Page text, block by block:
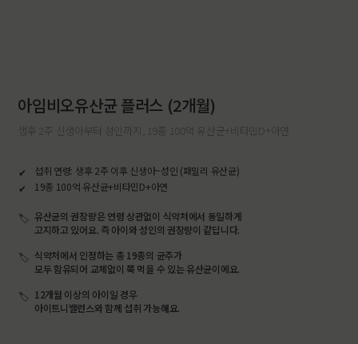
아임비오유산균 플러스 (2개월)
생후 2주 신생아부터 성인까지, 19종 100억 유산균+비타민D+아연
섭취 연령: 생후 2주 이후 신생아~성인 (패밀리 유산균)
19종 100억 유산균+비타민D+아연
유산균의 권장량은 연령 상관없이 식약처에서 동일하게
고지하고 있어요. 즉 아이와 성인의 권장량이 같답니다.
식약처에서 인정하는 총 19종의 균주가
모두 함유되어 교체없이 쭉 먹을 수 있는 유산균이에요.
12개월 이상의 아이일 경우
아이트니밸런스와 함께 섭취 가능해요.